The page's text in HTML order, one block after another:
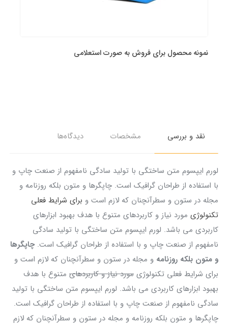
نمونه محصول برای فروش به صورت استعلامی
نقد و بررسی مشخصات دیدگاه‌ها
لورم ایپسوم متن ساختگی با تولید سادگی نامفهوم از صنعت چاپ و
با استفاده از طراحان گرافیک است. چاپگرها و متون بلکه روزنامه و
مجله در ستون و سطرآنچنان که لازم است و برای شرایط فعلی
تکنولوژی مورد نیاز و کاربردهای متنوع با هدف بهبود ابزارهای
کاربردی می باشد. لورم ایپسوم متن ساختگی با تولید سادگی
نامفهوم از صنعت چاپ و با استفاده از طراحان گرافیک است. چاپگرها
و متون بلکه روزنامه و مجله در ستون و سطرآنچنان که لازم است و
برای شرایط فعلی تکنولوژی مورد نیاز و کاربردهای متنوع با هدف
بهبود ابزارهای کاربردی می باشد. لورم ایپسوم متن ساختگی با تولید
سادگی نامفهوم از صنعت چاپ و با استفاده از طراحان گرافیک است.
چاپگرها و متون بلکه روزنامه و مجله در ستون و سطرآنچنان که لازم